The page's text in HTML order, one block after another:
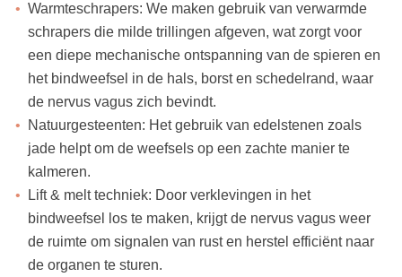
Warmteschrapers: We maken gebruik van verwarmde
schrapers die milde trillingen afgeven, wat zorgt voor
een diepe mechanische ontspanning van de spieren en
het bindweefsel in de hals, borst en schedelrand, waar
de nervus vagus zich bevindt.
Natuurgesteenten: Het gebruik van edelstenen zoals
jade helpt om de weefsels op een zachte manier te
kalmeren.
Lift & melt techniek: Door verklevingen in het
bindweefsel los te maken, krijgt de nervus vagus weer
de ruimte om signalen van rust en herstel efficiënt naar
de organen te sturen.